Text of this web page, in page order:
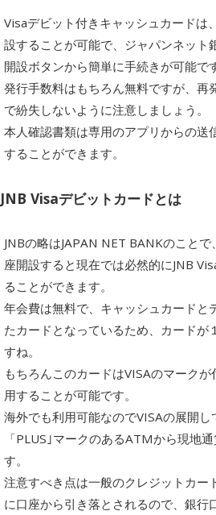
Visaデビット付きキャッシュカードは
設することが可能で、ジャパンネット
開設ボタンから簡単に手続きが可能です
発行手数料はもちろん無料ですが、再
で紛失しないように注意しましょう。
本人確認書類は専用のアプリからの送
することができます。
JNB Visaデビットカードとは
JNBの略はJAPAN NET BANKのこと
座開設すると現在では必然的にJNB
ることができます。
年会費は無料で、キャッシュカードと
たカードとなっているため、カードが
すね。
もちろんこのカードはVISAのマーク
用することが可能です。
海外でも利用可能なのでVISAの展開
「PLUS｣マークのあるATMから現地
す。
注意すべき点は一般のクレジットカー
に口座から引き落とされるので、銀行